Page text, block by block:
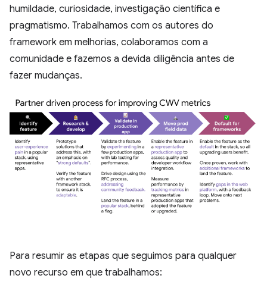
humildade, curiosidade, investigação científica e
pragmatismo. Trabalhamos com os autores do
framework em melhorias, colaboramos com a
comunidade e fazemos a devida diligência antes de
fazer mudanças.
Para resumir as etapas que seguimos para qualquer
novo recurso em que trabalhamos: